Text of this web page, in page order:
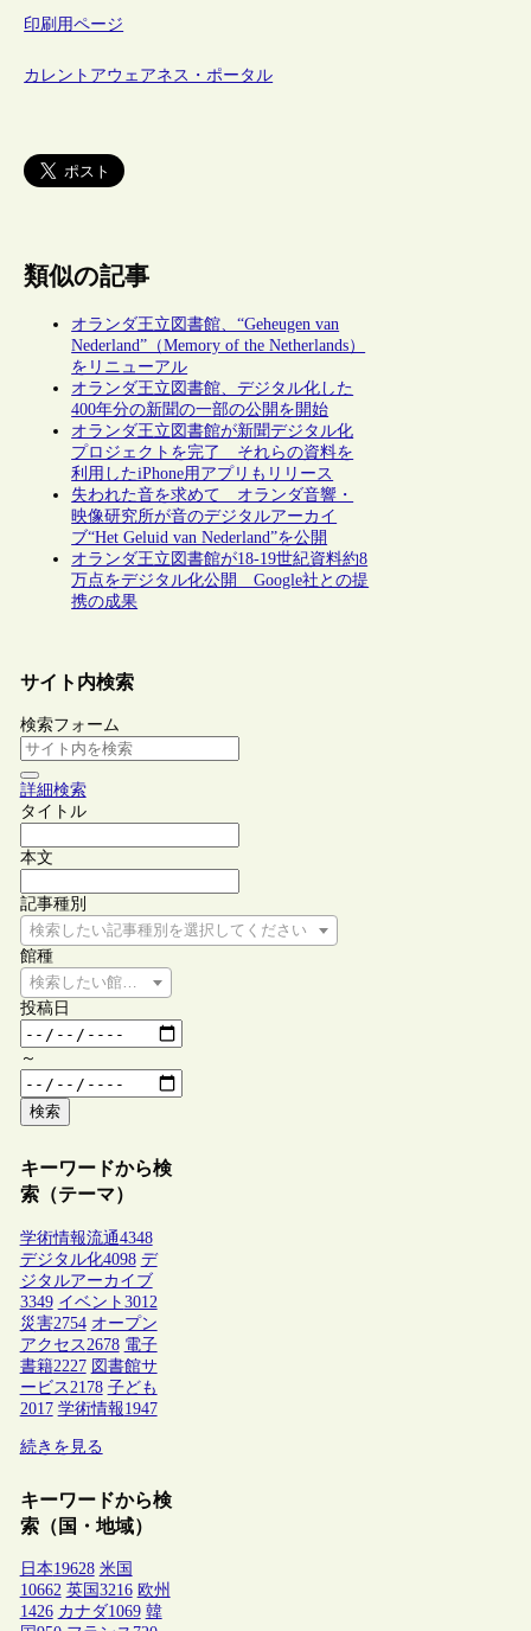
印刷用ページ
カレントアウェアネス・ポータル
類似の記事
オランダ王立図書館、“Geheugen van
Nederland”（Memory of the Netherlands）
をリニューアル
オランダ王立図書館、デジタル化した
400年分の新聞の一部の公開を開始
オランダ王立図書館が新聞デジタル化
プロジェクトを完了 それらの資料を
利用したiPhone用アプリもリリース
失われた音を求めて オランダ音響・
映像研究所が音のデジタルアーカイ
ブ“Het Geluid van Nederland”を公開
オランダ王立図書館が18-19世紀資料約8
万点をデジタル化公開 Google社との提
携の成果
サイト内検索
検索フォーム
詳細検索
タイトル
本文
記事種別
検索したい記事種別を選択してください
館種
検索したい館種を選択してください
投稿日
～
検索
キーワードから検
索（テーマ）
学術情報流通4348
デジタル化4098 デ
ジタルアーカイブ
3349 イベント 3012
災害2754 オープン
アクセス 2678 電子
書籍2227 図書館サ
ービス 2178 子ども
2017 学術情報1947
続きを見る
キーワードから検
索（国・地域）
日本19628 米国
10662 英国 3216 欧州
1426 カナダ1069 韓